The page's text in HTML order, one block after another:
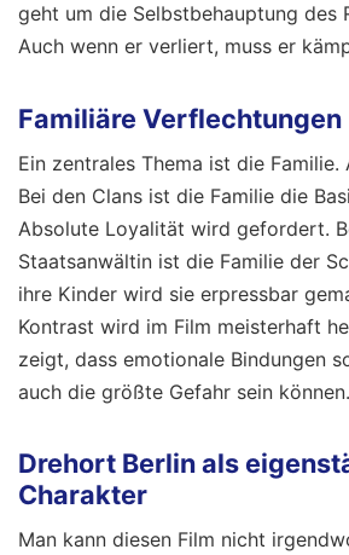
geht um die Selbstbehauptung des
Auch wenn er verliert, muss er
Familiäre Verflechtungen
Ein zentrales Thema ist die Familie.
Bei den Clans ist die Familie die
Absolute Loyalität wird gefordert.
Staatsanwältin ist die Familie der
ihre Kinder wird sie erpressbar
Kontrast wird im Film meisterhaft
zeigt, dass emotionale Bindungen
auch die größte Gefahr sein können.
Drehort Berlin als
Charakter
Man kann diesen Film nicht